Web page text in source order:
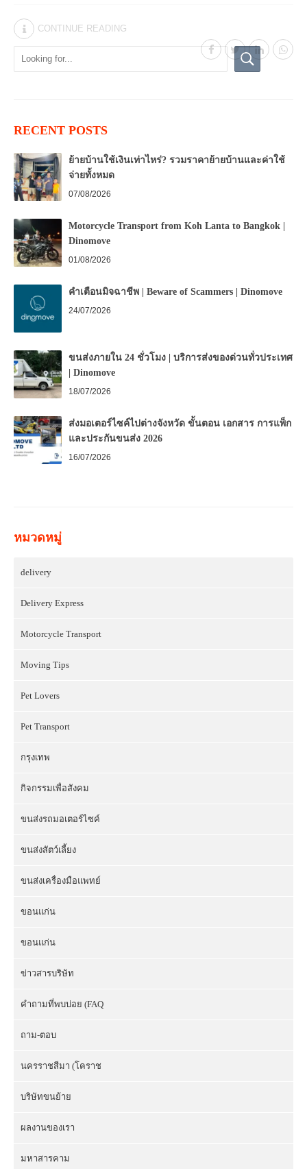
CONTINUE READING
RECENT POSTS
ย้ายบ้านใช้เงินเท่าไหร่? รวมราคาย้ายบ้านและค่าใช้
จ่ายทั้งหมด
07/08/2026
Motorcycle Transport from Koh Lanta to Bangkok |
Dinomove
01/08/2026
คำเตือนมิจฉาชีพ | Beware of Scammers | Dinomove
24/07/2026
ขนส่งภายใน 24 ชั่วโมง | บริการส่งของด่วนทั่วประเทศ
| Dinomove
18/07/2026
ส่งมอเตอร์ไซค์ไปต่างจังหวัด ขั้นตอน เอกสาร การแพ็ก
และประกันขนส่ง 2026
16/07/2026
หมวดหมู่
delivery
Delivery Express
Motorcycle Transport
Moving Tips
Pet Lovers
Pet Transport
กรุงเทพ
กิจกรรมเพื่อสังคม
ขนส่งรถมอเตอร์ไซค์
ขนส่งสัตว์เลี้ยง
ขนส่งเครื่องมือแพทย์
ขอนแก่น
ขอนแก่น
ข่าวสารบริษัท
คำถามที่พบบ่อย (FAQ
ถาม-ตอบ
นครราชสีมา (โคราช
บริษัทขนย้าย
ผลงานของเรา
มหาสารคาม